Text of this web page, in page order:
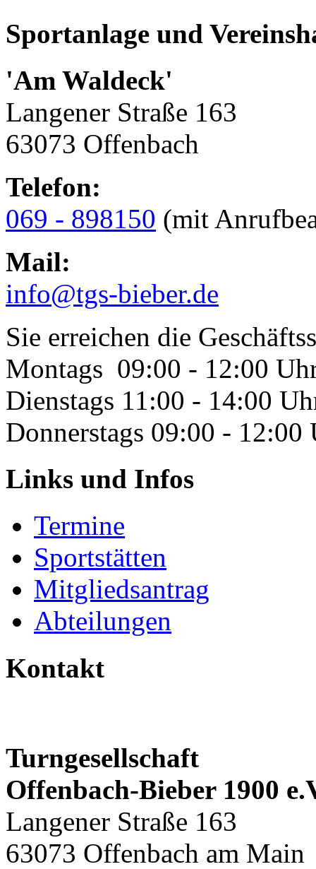
Sportanlage und
'Am Waldeck'
Langener Straße 163
63073 Offenbach
Telefon:
069 - 898150 (mit
Mail:
info@tgs-bieber.de
Sie erreichen die
Montags 09:00 - 12:00
Dienstags 11:00 - 14:00
Donnerstags 09:00 - 12:00
Links und Infos
Termine
Sportstätten
Mitgliedsantrag
Abteilungen
Kontakt
Turngesellschaft
Offenbach-Bieber 1900
Langener Straße 163
63073 Offenbach am Main